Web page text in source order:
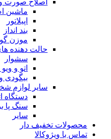
اصلاح صورت
ماشین
اپیلاتور
بند انداز
موزن
حالت دهنده
سشوار
اتو و
بیگودی
سایر لوازم
دستگاه
سنگ پا
سایر
محصولات تخفیف دار
تماس با ویژوکالا